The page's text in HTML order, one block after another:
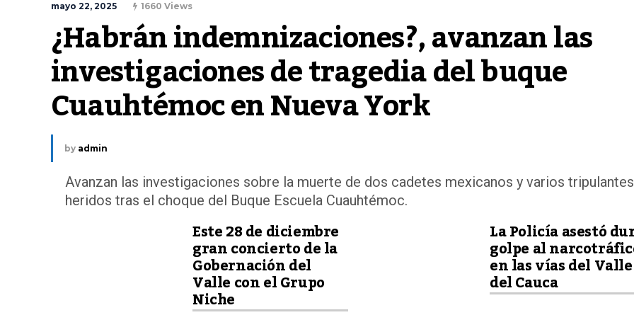
mayo 22, 2025 1660 Views
¿Habrán indemnizaciones?, avanzan las
investigaciones de tragedia del buque
Cuauhtémoc en Nueva York
by admin
Avanzan las investigaciones sobre la muerte de dos cadetes mexicanos y varios tripulantes
heridos tras el choque del Buque Escuela Cuauhtémoc.
Este 28 de diciembre
gran concierto de la
Gobernación del
Valle con el Grupo
Niche
La Policía asestó
golpe al
en las vías del Valle
del Cauca